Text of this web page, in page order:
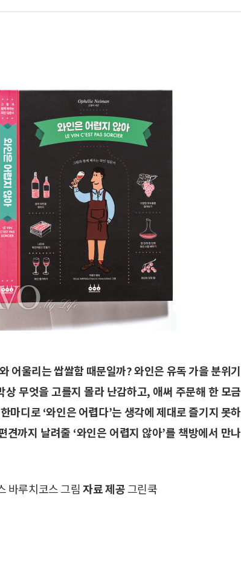
어울리는 쌉쌀함 때문일까? 와인은 유독 가을 분위기
상 무엇을 고를지 몰라 난감하고, 애써 주문해 한 모금
마디로 ‘와인은 어렵다’는 생각에 제대로 즐기지 못하
까지 날려줄 ‘와인은 어렵지 않아’를 책방에서 만나
바루치코스 그림자료 제공그린쿡